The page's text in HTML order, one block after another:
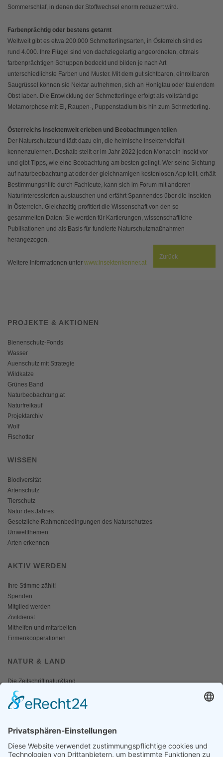
Sommerschlaf, in denen der Stoffwechsel enorm reduziert wird.
Farbenprächtig oder bestens getarnt
Weltweit gibt es etwa 200.000 Schmetterlingsarten, in Österreich sind es
rund 4.000. Ihre Flügel sind von dachziegelartig angeordneten, oftmals
farbenprächtigen Schuppen bedeckt und bilden je nach Art
unterschiedlichste Farben und Muster. Mit dem gut sichtbaren, einrollbaren
Saugrüssel können sie Nektar aufnehmen, sich an Honigtau oder faulendem
Obst laben. Die Entwicklung der Schmetterlinge erfolgt als vollständige
Metamorphose mit Ei, Raupen-, Puppenstadium bis hin zum Schmetterling.
Österreichs Insektenwelt erleben und Beobachtungen teilen
Der Naturschutzbund lädt dazu ein, die heimische Insektenvielfalt
kennenzulernen. Deshalb stellt er im Jahr 2022 jeden Monat ein Insekt vor
und gibt Tipps, wie eine Beobachtung am besten gelingt. Wer seine Sichtung
auf naturbeobachtung.at oder der gleichnamigen kostenlosen App teilt, erhält
Bestimmungshilfe durch Fachleute, kann sich im Forum mit anderen
Naturinteressierten austauschen und erfährt Spannendes über die Insekten
in Österreich. Gleichzeitig profitiert die Wissenschaft von den so
gesammelten Daten: Sie werden für Kartierungen, wissenschaftliche
Publikationen und als Basis für fundierte Naturschutzmaßnahmen
herangezogen.
Weitere Informationen unter www.insektenkenner.at
Zurück
PROJEKTE & AKTIONEN
Bienenschutz-Fonds
Wasser
Auenschutz mit Strategie
Wildkatze
Grünes Band
Naturbeobachtung.at
Naturfreikauf
Projektarchiv
Wolf
Fischotter
WISSEN
Biodiversität
Artenschutz
Tierschutz
Natur des Jahres
Gesetzliche Rahmenbedingungen des Naturschutzes
Umweltthemen
Arten erkennen
AKTIV WERDEN
Ihre Stimme zählt!
Spenden
Mitglied werden
Zivildienst
Mithelfen und mitarbeiten
Firmenkooperationen
NATUR & LAND
Die Zeitschrift natur&land
Archiv
Mediadaten
Fotos und Logos